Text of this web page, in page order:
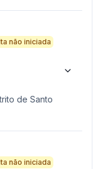
não iniciada
de Santo
não iniciada